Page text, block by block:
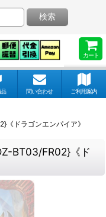
カート
検索
問い合わせ ご利用案内
《ドラゴンエンパイア》
BT03/FR02}《ド